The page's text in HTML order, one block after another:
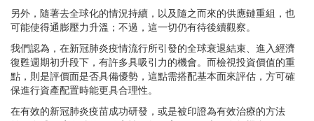
另外，隨著去全球化的情況持續，以及隨之而來的供應鏈重組，也
可能使得通膨壓力升溫；不過，這一切仍有待後續觀察。
我們認為，在新冠肺炎疫情流行所引發的全球衰退結束、進入經濟
復甦週期初升段下，有許多具吸引力的機會。而檢視投資價值的重
點，則是評價面是否具備優勢，這點需搭配基本面來評估，方可確
保進行資產配置時能更具合理性。
在有效的新冠肺炎疫苗成功研發，或是被印證為有效治療的方法